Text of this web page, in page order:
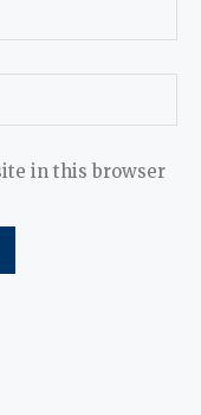
in this browser